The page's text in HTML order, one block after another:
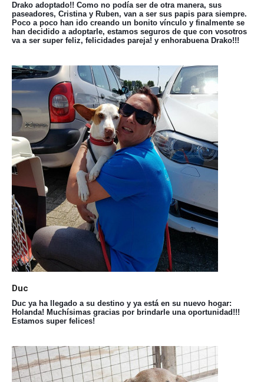
Drako adoptado!! Como no podía ser de otra manera, sus
paseadores, Cristina y Ruben, van a ser sus papis para siempre.
Poco a poco han ido creando un bonito vínculo y finalmente se
han decidido a adoptarle, estamos seguros de que con vosotros
va a ser super feliz, felicidades pareja! y enhorabuena Drako!!!
Duc
Duc ya ha llegado a su destino y ya está en su nuevo hogar:
Holanda! Muchísimas gracias por brindarle una oportunidad!!!
Estamos super felices!